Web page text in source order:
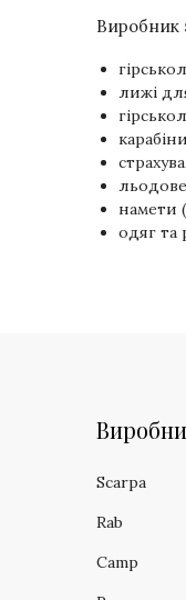
Виробник
лижі
намети
одяг та
Scarpa
Rab
Camp